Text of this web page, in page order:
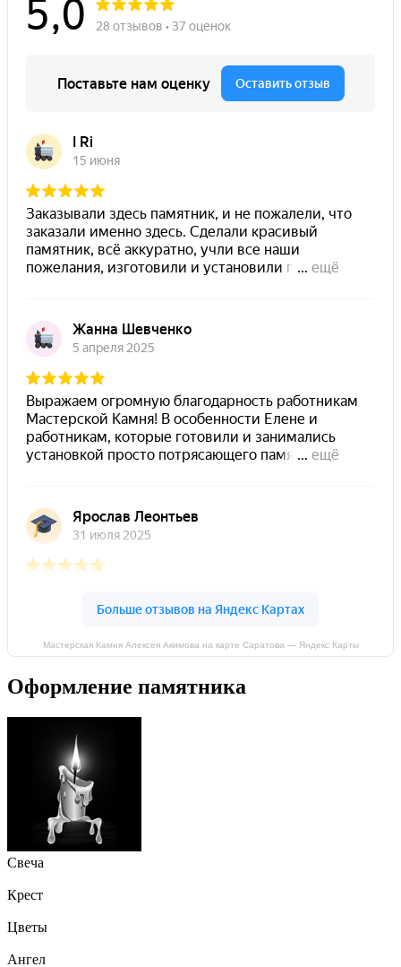
Мастерская Камня Алексея Акимова на карте Саратова — Яндекс Карты
Оформление памятника
Свеча
Крест
Цветы
Ангел